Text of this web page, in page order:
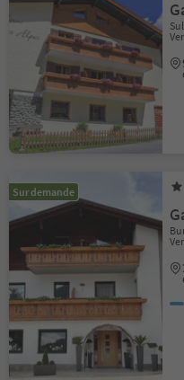
Sur demande